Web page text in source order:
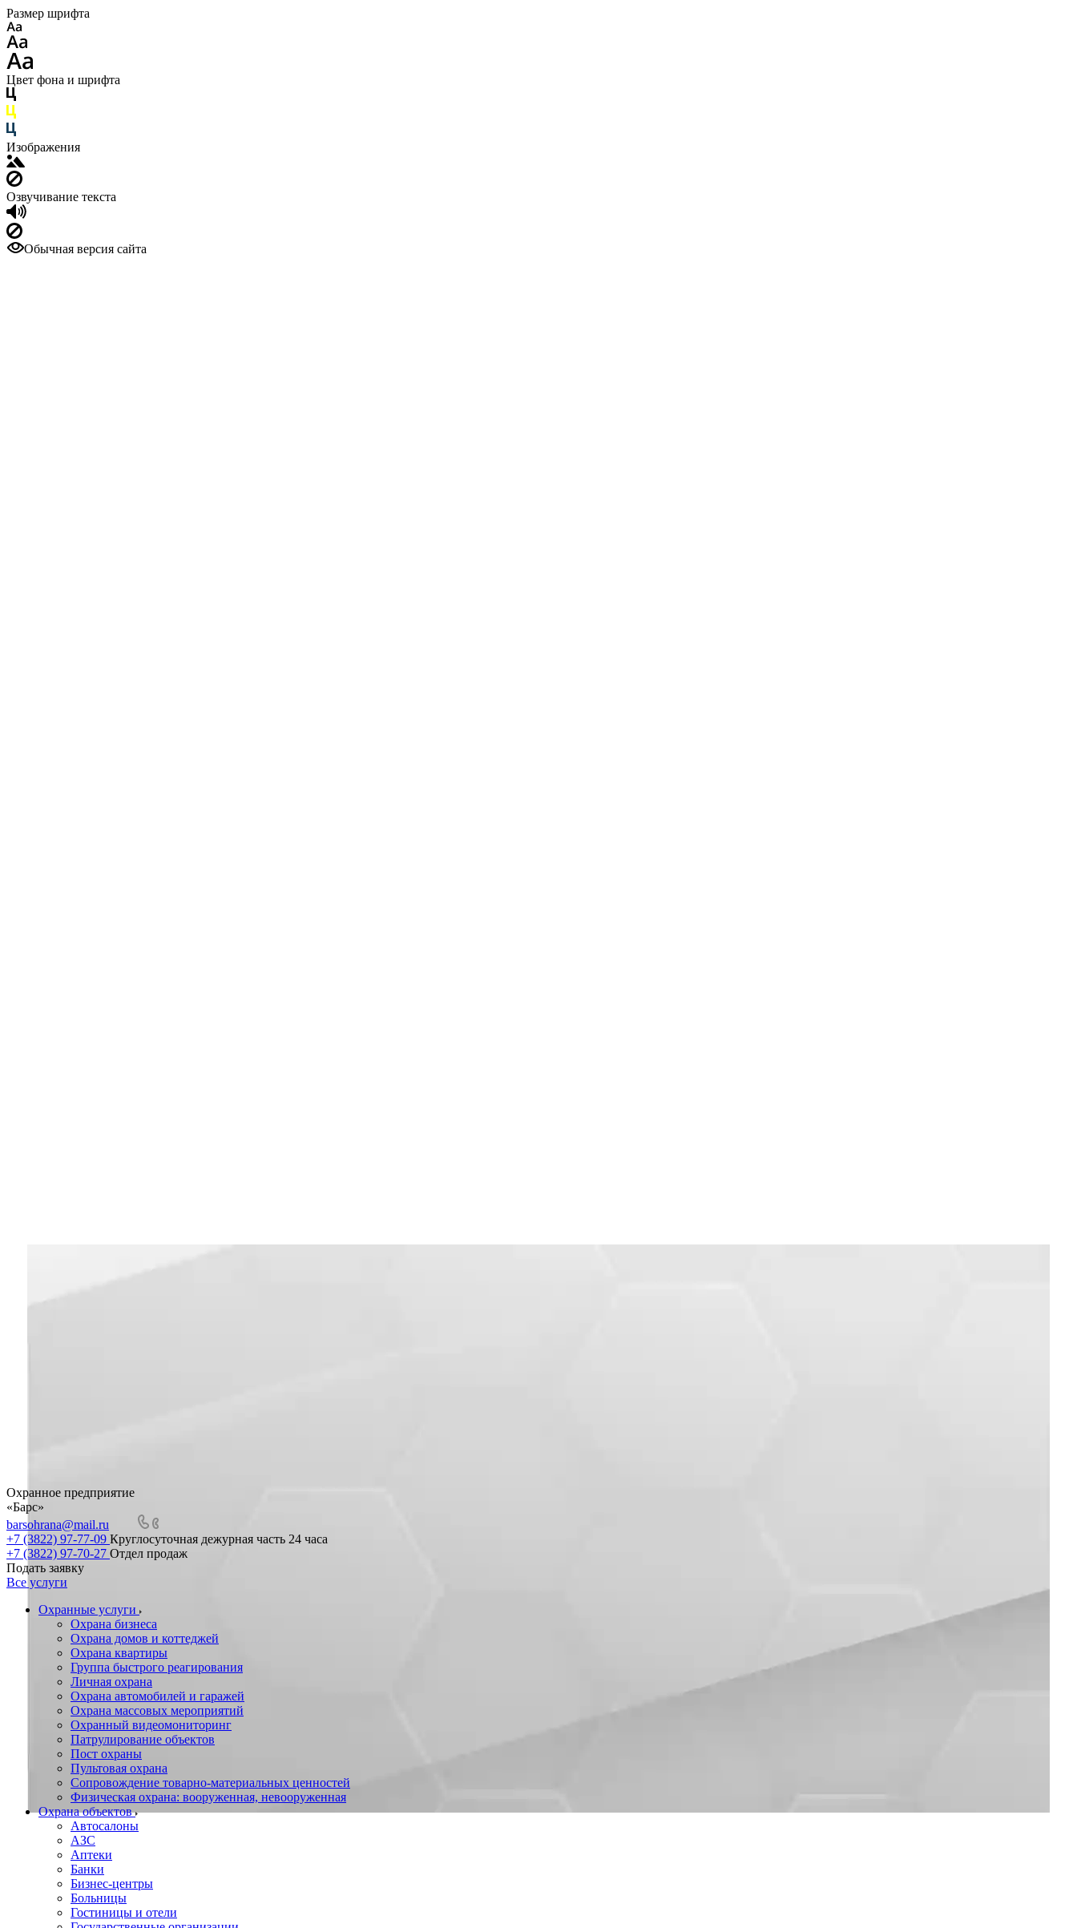
Размер шрифта
Цвет фона и шрифта
Изображения
Озвучивание текста
Обычная версия сайта
Охранное предприятие
«Барс»
barsohrana@mail.ru
+7 (3822) 97-77-09 Круглосуточная дежурная часть 24 часа
+7 (3822) 97-70-27 Отдел продаж
Подать заявку
Все услуги
Охранные услуги
Охрана бизнеса
Охрана домов и коттеджей
Охрана квартиры
Группа быстрого реагирования
Личная охрана
Охрана автомобилей и гаражей
Охрана массовых мероприятий
Охранный видеомониторинг
Патрулирование объектов
Пост охраны
Пультовая охрана
Сопровождение товарно-материальных ценностей
Физическая охрана: вооруженная, невооруженная
Охрана объектов
Автосалоны
АЗС
Аптеки
Банки
Бизнес-центры
Больницы
Гостиницы и отели